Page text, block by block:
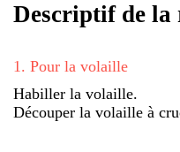
Descriptif de la
1 . Pour la volaille
Habiller la volaille.
Découper la volaille à